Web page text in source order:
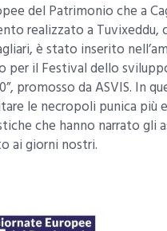
del Patrimonio che a
realizzato a Tuvixeddu,
è stato inserito
per il Festival dello
promosso da ASVIS. In
le necropoli punica più
che hanno narrato gli
ai giorni nostri.